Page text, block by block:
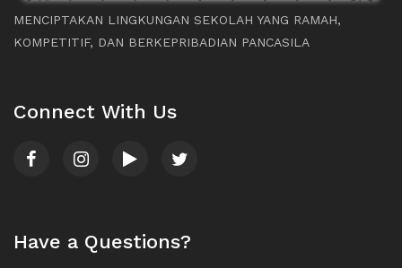
MENCIPTAKAN LINGKUNGAN SEKOLAH YANG RAMAH,
KOMPETITIF, DAN BERKEPRIBADIAN PANCASILA
Connect With Us
Have a Questions?